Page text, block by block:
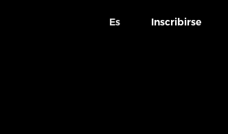
Es Inscribirse